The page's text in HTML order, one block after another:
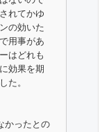
れてかゆ
の効いた
用事があ
はどれも
効果を期
た。
かったとの